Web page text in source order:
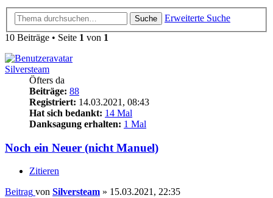
Suche
Erweiterte Suche
10 Beiträge • Seite 1 von 1
Silversteam
Öfters da
Beiträge: 88
Registriert: 14.03.2021, 08:43
Hat sich bedankt: 14 Mal
Danksagung erhalten: 1 Mal
Noch ein Neuer (nicht Manuel)
Zitieren
Beitrag von Silversteam » 15.03.2021, 22:35